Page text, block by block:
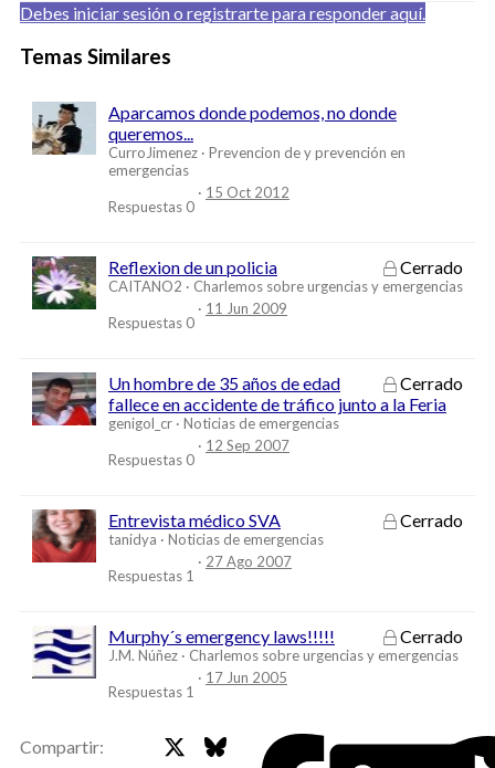
Debes iniciar sesión o registrarte para responder aquí.
Temas Similares
Aparcamos donde podemos, no donde
queremos...
CurroJimenez
Prevencion de y prevención en
emergencias
Respuestas 0
15 Oct 2012
Cerrado
Reflexion de un policia
CAITANO2 Charlemos sobre urgencias y emergencias
Respuestas 0
11 Jun 2009
Cerrado
Un hombre de 35 años de edad
fallece en accidente de tráfico junto a la Feria
genigol_cr Noticias de emergencias
Respuestas 0
12 Sep 2007
Cerrado
Entrevista médico SVA
tanidya Noticias de emergencias
Respuestas 1
27 Ago 2007
Cerrado
Murphy´s emergency laws!!!!!
J.M. Núñez Charlemos sobre urgencias y emergencias
Respuestas 1
17 Jun 2005
Compartir: Bluesky